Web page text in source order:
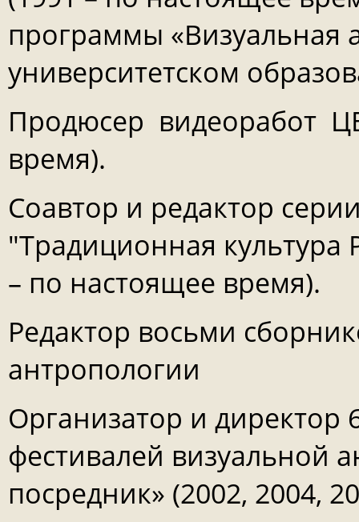
программы «Визуальная
университетском
Продюсер видеоработ
время).
Соавтор и редактор
"Традиционная культура
– по настоящее время).
Редактор восьми
антропологии
Организатор и
фестивалей визуальной
посредник» (2002, 2004,